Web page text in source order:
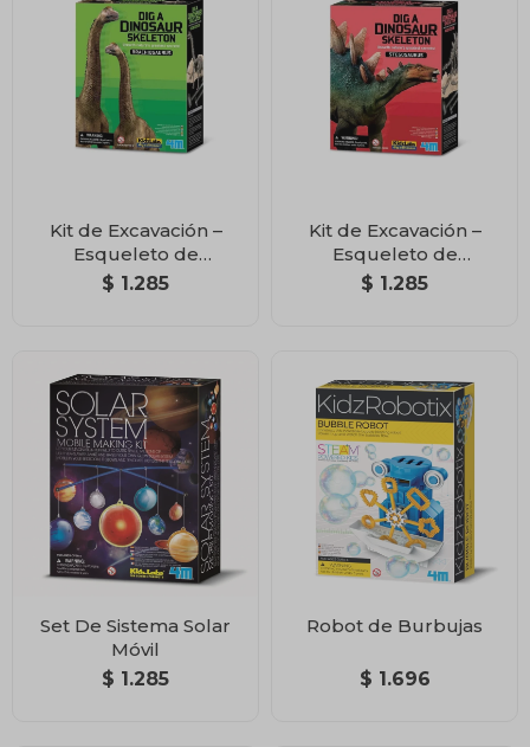
Kit de Excavación –
Esqueleto de
Brachiosaurus
$ 1.285
Kit de Excavación –
Esqueleto de
Stegosaurus
$ 1.285
Set De Sistema Solar
Móvil
$ 1.285
Robot de Burbujas
$ 1.696